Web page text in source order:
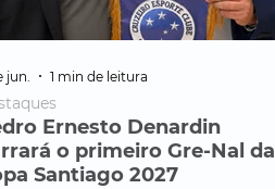
Ernesto Denardin
o primeiro Gre-Nal da
Santiago 2027
jun. 1 min de leitura